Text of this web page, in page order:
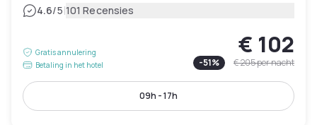
4.6/5|101 Recensies
Gratis annulering
Betaling in het hotel
€ 102
-51% € 205per nacht
09h - 17h